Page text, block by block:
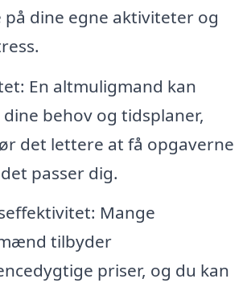
på dine egne aktiviteter og
En altmuligmand kan
behov og tidsplaner,
det lettere at få opgaverne
passer dig.
Mange
tilbyder
priser, og du kan